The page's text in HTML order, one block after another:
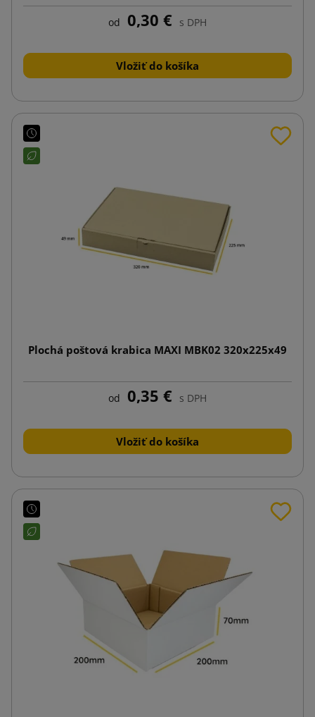
od 0,30 € s DPH
Vložiť do košíka
Plochá poštová krabica MAXI MBK02 320x225x49
od 0,35 € s DPH
Vložiť do košíka